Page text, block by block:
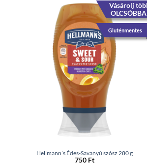
Vásárolj
Gluténmentes
Hellmann’s Édes-Savanyú szósz 280 g
750 Ft